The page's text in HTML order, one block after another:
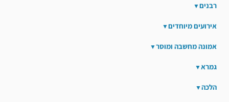
רבנים
אירועים מיוחדים
אמונה מחשבה ומוסר
גמרא
הלכה